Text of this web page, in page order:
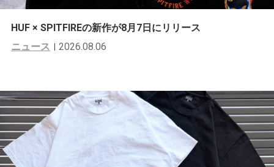
HUF × SPITFIREの新作が8月7日にリリース
ニュース
2026.08.06